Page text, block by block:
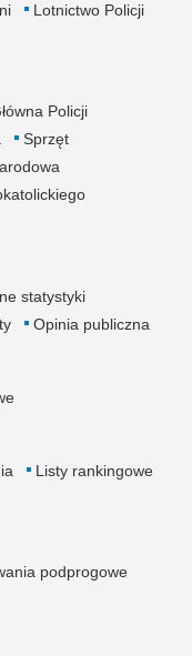
Lotnictwo Policji
Policji
Sprzęt
statystyki
Opinia publiczna
Listy rankingowe
podprogowe